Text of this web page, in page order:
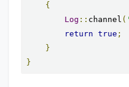
{
Log :: channel (
return true ;
}
}